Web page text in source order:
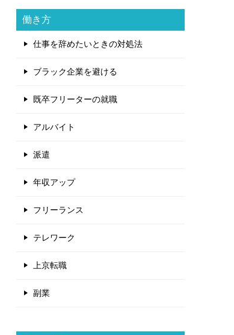
働き方
仕事を辞めたいときの対処法
ブラック企業を避ける
既卒フリーターの就職
アルバイト
派遣
年収アップ
フリーランス
テレワーク
上京転職
副業